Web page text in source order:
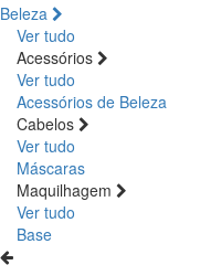
Beleza
Ver tudo
Acessórios
Ver tudo
Acessórios de Beleza
Cabelos
Ver tudo
Máscaras
Maquilhagem
Ver tudo
Base